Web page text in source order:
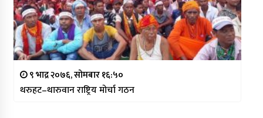
९ भाद्र २०७६, सोमबार १६:५०
थरुहट–थारुवान राष्ट्रिय मोर्चा गठन